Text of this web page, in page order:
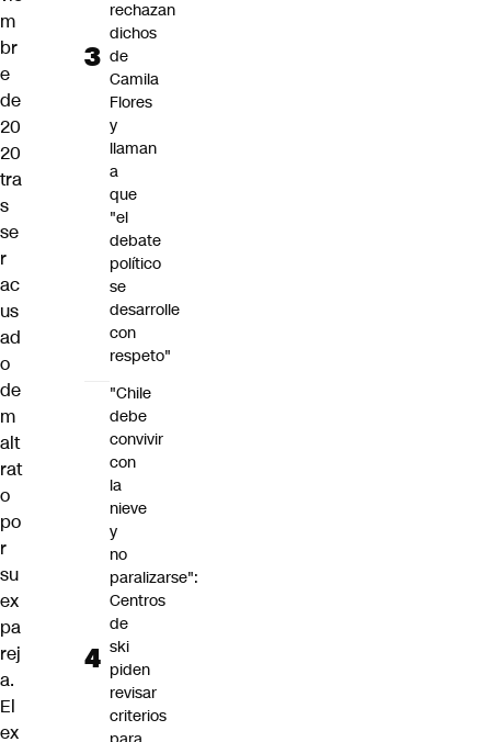
m
br
e
de
20
20
tra
s
se
r
ac
us
ad
o
de
m
alt
rat
o
po
r
su
ex
pa
rej
a.
El
ex
rechazan
dichos
de
Camila
Flores
y
llaman
a
que
"el
debate
político
se
desarrolle
con
respeto"
"Chile
debe
convivir
con
la
nieve
y
no
paralizarse":
Centros
de
ski
piden
revisar
criterios